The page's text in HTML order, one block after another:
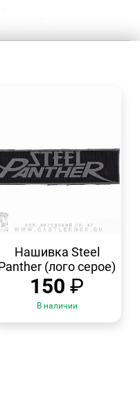
ПРОСМОТР
Нашивка Steel
(лого серое)
150 ₽
В наличии